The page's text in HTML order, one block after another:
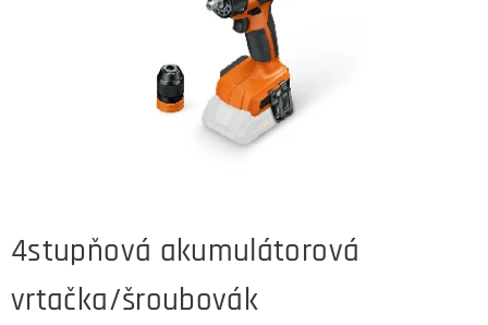
4stupňová akumulátorová
vrtačka/šroubovák